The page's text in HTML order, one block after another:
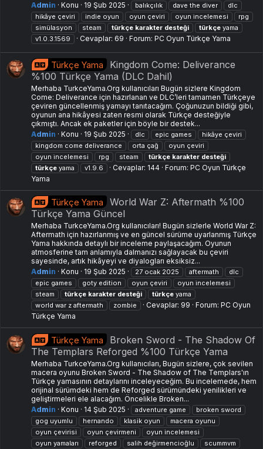
Admin
Konu 19 Şub 2025 balıkçılık dave the diver
dlc
hikâye çeviri
indie oyun oyun çeviri oyun i̇ncelemesi
rpg
simülasyon
steam türkçe karakter desteği türkçe yama
v1.0.3.1569
Cevaplar: 69 Forum: PC Oyun Türkçe Yama
Türkçe Yama
Kingdom Come: Deliverance
%100 Türkçe Yama (DLC Dahil)
Merhaba TurkceYama.Org kullanıcıları Bugün sizlere Kingdom
Come: Deliverance için hazırlanan ve DLC’leri tamamen Türkçeye
çeviren güncellenmiş yamayı tanıtacağım. Çoğunuzun bildiği gibi,
oyunun ana hikâyesi zaten resmi olarak Türkçe desteğiyle
çıkmıştı. Ancak ek paketler için böyle bir destek...
Admin
Konu 19 Şub 2025 dlc epic games
hikâye çeviri
kingdom come deliverance
orta çağ
oyun çeviri
oyun i̇ncelemesi
rpg steam türkçe karakter desteği
türkçe yama v1.9.6 Cevaplar: 144 Forum: PC Oyun Türkçe
Yama
Türkçe Yama
World War Z: Aftermath %100
Türkçe Yama Güncel
Merhaba TurkceYama.Org kullanıcıları! Bugün sizlerle World War Z:
Aftermath için hazırlanmış ve en güncel sürüme uyarlanmış Türkçe
Yama hakkında detaylı bir inceleme paylaşacağım. Oyunun
atmosferine tam anlamıyla dalmanızı sağlayacak bu çeviri
sayesinde, artık hikâyeyi ve diyalogları eksiksiz...
Admin
Konu 19 Şub 2025 27 ocak 2025 aftermath
dlc
epic games
goty edition oyun çeviri
oyun i̇ncelemesi
steam
türkçe karakter desteği türkçe yama
world war z aftermath
zombie Cevaplar: 99 Forum: PC Oyun
Türkçe Yama
Türkçe Yama
Broken Sword - The Shadow Of
The Templars Reforged %100 Türkçe Yama
Merhaba TurkceYama.Org kullanıcıları, Bugün sizlere, çok sevilen
macera oyunu Broken Sword - The Shadow of The Templars'ın
Türkçe yamasının detaylarını inceleyeceğim. Bu incelemede, hem
orijinal sürümdeki hem de Reforged sürümündeki yenilikleri ve
geliştirmeleri ele alacağım. Öncelikle Broken...
Admin
Konu 14 Şub 2025 adventure game
broken sword
gog uyumlu
hernando klasik oyun
macera oyunu
oyun çevirisi
oyun çevirmeni
oyun incelemesi
oyun yamaları
reforged salih değirmencioğlu
scummvm